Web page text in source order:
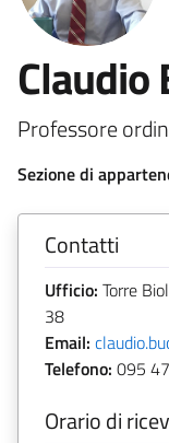
Claudio
Professore
Sezione di
Contatti
Ufficio: Torre
38
Email:
Telefono: 095
Orario di